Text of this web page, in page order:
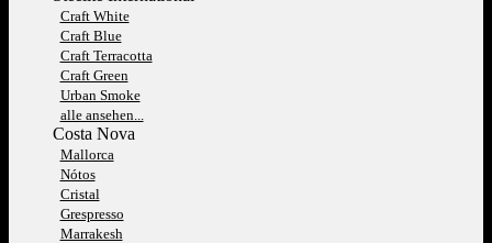
Craft White
Craft Blue
Craft Terracotta
Craft Green
Urban Smoke
alle ansehen...
Costa Nova
Mallorca
Nótos
Cristal
Grespresso
Marrakesh